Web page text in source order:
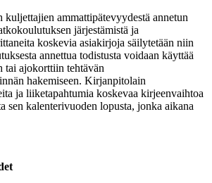
ammattipätevyydestä annetun
järjestämistä ja
koskevia asiakirjoja säilytetään niin
annettua todistusta voidaan käyttää
tai ajokorttiin tehtävän
hakemiseen. Kirjanpitolain
ja liiketapahtumia koskevaa kirjeenvaihtoa
sen kalenterivuoden lopusta, jonka aikana